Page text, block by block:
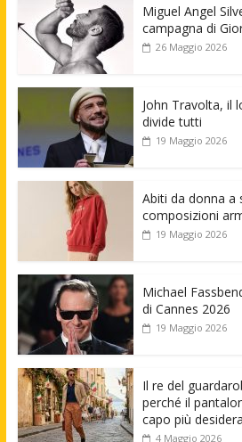
Miguel Angel
campagna di
26 Maggio 2026
John Travolta, il
divide tutti
19 Maggio 2026
Abiti da donna a
composizioni
19 Maggio 2026
Michael
di Cannes 2026
19 Maggio 2026
Il re del
perché il
capo più
4 Maggio 2026